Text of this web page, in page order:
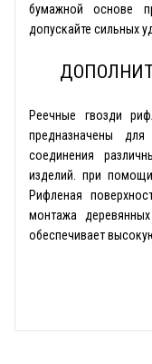
бумажной основе
допускайте сильных
Реечные гвозди
предназначены
соединения
изделий. при помощи
Рифленая
монтажа
обеспечивает